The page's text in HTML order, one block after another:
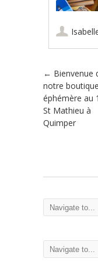
Poster
← Bienvenue
notre boutique
éphémère au
St Mathieu à
Quimper